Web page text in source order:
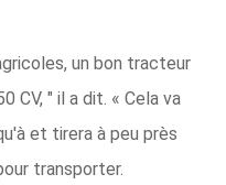
un bon tracteur
CV, " il a dit. « Cela va
et tirera à peu près
transporter.